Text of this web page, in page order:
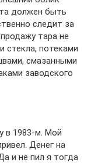
должен быть
следит за
тара не
стекла, потеками
смазанными
заводского
в 1983-м. Мой
Денег на
и не пил я тогда